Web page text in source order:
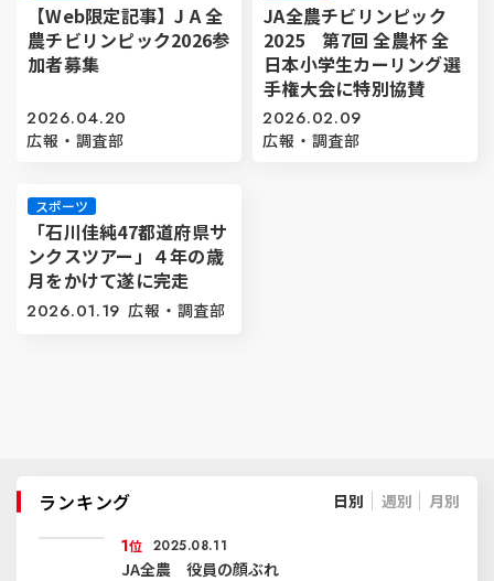
【Web限定記事】J A 全
農チビリンピック2026参
加者募集
2026.04.20
広報・調査部
JA全農チビリンピック
2025 第7回 全農杯 全
日本小学生カーリング選
手権大会に特別協賛
2026.02.09
広報・調査部
スポーツ
「石川佳純47都道府県サ
ンクスツアー」４年の歳
月をかけて遂に完走
2026.01.19 広報・調査部
ランキング 日別 週別 月別
1位 2025.08.11
JA全農 役員の顔ぶれ